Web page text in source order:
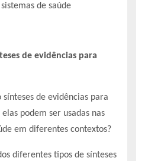
de saúde
de evidências para
de evidências para
podem ser usadas nas
em diferentes contextos?
diferentes tipos de sínteses